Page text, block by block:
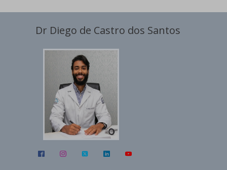
Dr Diego de Castro dos Santos